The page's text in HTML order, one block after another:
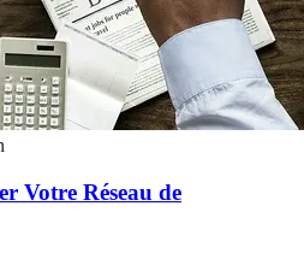
Votre Réseau de